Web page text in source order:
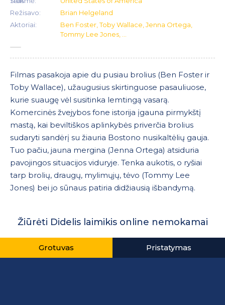
Režisavo:
Brian Helgeland
Aktoriai:
Ben Foster, Toby Wallace, Jenna Ortega,
Tommy Lee Jones, ...
Filmas pasakoja apie du pusiau brolius (Ben Foster ir
Toby Wallace), užaugusius skirtinguose pasauliuose,
kurie suaugę vėl susitinka lemtingą vasarą.
Komercinės žvejybos fone istorija įgauna pirmykštį
mastą, kai beviltiškos aplinkybės priverčia brolius
sudaryti sandėrį su žiauria Bostono nusikaltėlių gauja.
Tuo pačiu, jauna mergina (Jenna Ortega) atsiduria
pavojingos situacijos viduryje. Tenka aukotis, o ryšiai
tarp brolių, draugų, mylimųjų, tėvo (Tommy Lee
Jones) bei jo sūnaus patiria didžiausią išbandymą.
Žiūrėti Didelis laimikis online nemokamai
Grotuvas Pristatymas